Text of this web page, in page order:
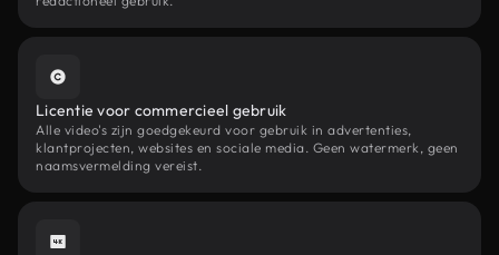
Licentie voor commercieel gebruik
Alle video's zijn goedgekeurd voor gebruik in advertenties,
klantprojecten, websites en sociale media. Geen watermerk, geen
naamsvermelding vereist.